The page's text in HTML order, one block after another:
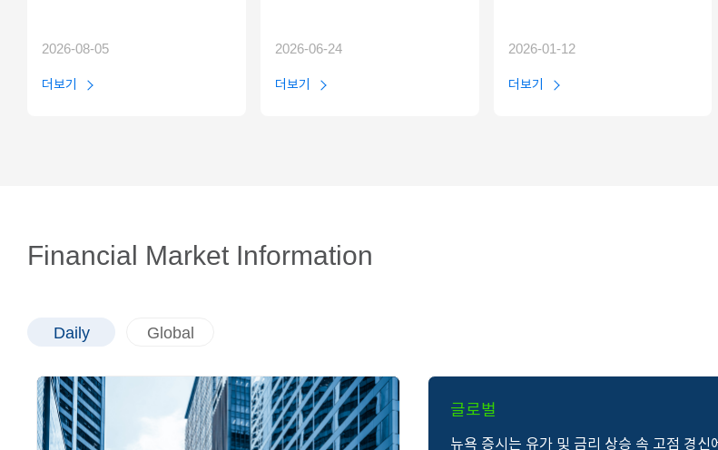
2026-08-05
더보기
2026-06-24
더보기
2026-01-12
더보기
Financial Market Information
Daily Global
글로벌
뉴욕 증시는 유가 및 금리 상승 속 고점 경신